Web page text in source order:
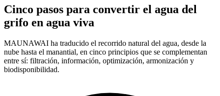
Cinco pasos para convertir el agua del
grifo en agua viva
MAUNAWAI ha traducido el recorrido natural del agua, desde la
nube hasta el manantial, en cinco principios que se complementan
entre sí: filtración, información, optimización, armonización y
biodisponibilidad.